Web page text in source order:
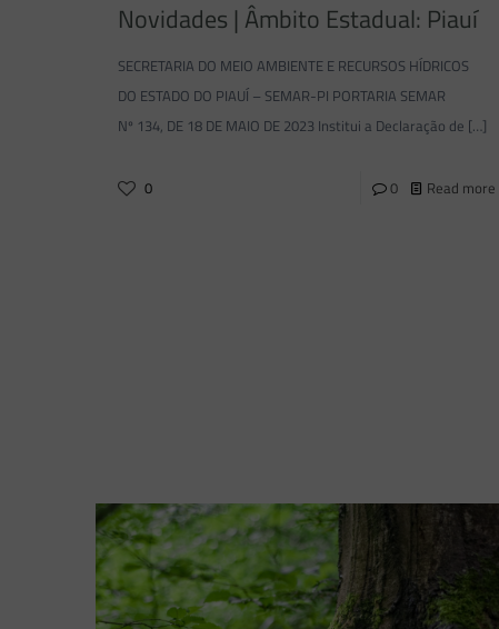
Novidades | Âmbito Estadual: Piauí
SECRETARIA DO MEIO AMBIENTE E RECURSOS HÍDRICOS
DO ESTADO DO PIAUÍ – SEMAR-PI PORTARIA SEMAR
Nº 134, DE 18 DE MAIO DE 2023 Institui a Declaração de […]
0 0 Read more